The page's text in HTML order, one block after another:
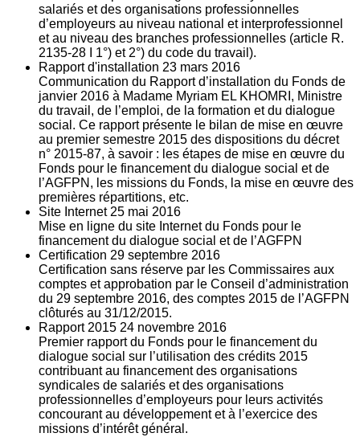
salariés et des organisations professionnelles
d’employeurs au niveau national et interprofessionnel
et au niveau des branches professionnelles (article R.
2135‐28 I 1°) et 2°) du code du travail).
Rapport d'installation 23 mars 2016
Communication du Rapport d’installation du Fonds de
janvier 2016 à Madame Myriam EL KHOMRI, Ministre
du travail, de l’emploi, de la formation et du dialogue
social. Ce rapport présente le bilan de mise en œuvre
au premier semestre 2015 des dispositions du décret
n° 2015-87, à savoir : les étapes de mise en œuvre du
Fonds pour le financement du dialogue social et de
l’AGFPN, les missions du Fonds, la mise en œuvre des
premières répartitions, etc.
Site Internet 25 mai 2016
Mise en ligne du site Internet du Fonds pour le
financement du dialogue social et de l’AGFPN
Certification 29 septembre 2016
Certification sans réserve par les Commissaires aux
comptes et approbation par le Conseil d’administration
du 29 septembre 2016, des comptes 2015 de l’AGFPN
clôturés au 31/12/2015.
Rapport 2015 24 novembre 2016
Premier rapport du Fonds pour le financement du
dialogue social sur l’utilisation des crédits 2015
contribuant au financement des organisations
syndicales de salariés et des organisations
professionnelles d’employeurs pour leurs activités
concourant au développement et à l’exercice des
missions d’intérêt général.